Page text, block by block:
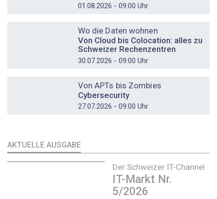
01.08.2026 - 09:00 Uhr
Wo die Daten wohnen
Von Cloud bis Colocation: alles zu
Schweizer Rechenzentren
30.07.2026 - 09:00 Uhr
Von APTs bis Zombies
Cybersecurity
27.07.2026 - 09:00 Uhr
AKTUELLE AUSGABE
Der Schweizer IT-Channel
IT-Markt Nr.
5/2026